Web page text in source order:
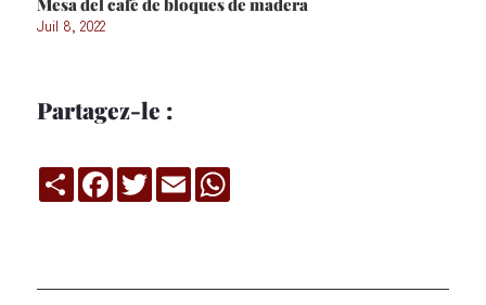
Mesa del café de bloques de madera
Juil 8, 2022
Partagez-le :
CompartirFacebook
TwitterEmailWhatsApp